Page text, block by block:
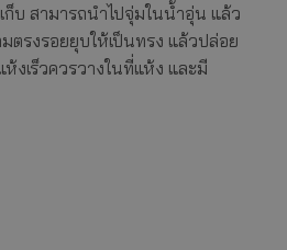
ก็บ สามารถนำไปจุ่มในน้ำอุ่น แล้ว
ตรงรอยยุบให้เป็นทรง แล้วปล่อย
งเร็วควรวางในที่แห้ง และมี